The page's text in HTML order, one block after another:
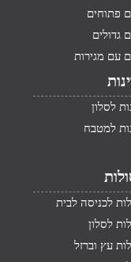
פתוחים
גדולים
עם מגירות
לסלון
למטבח
לכניסה לבית
לסלון
עץ וברזל